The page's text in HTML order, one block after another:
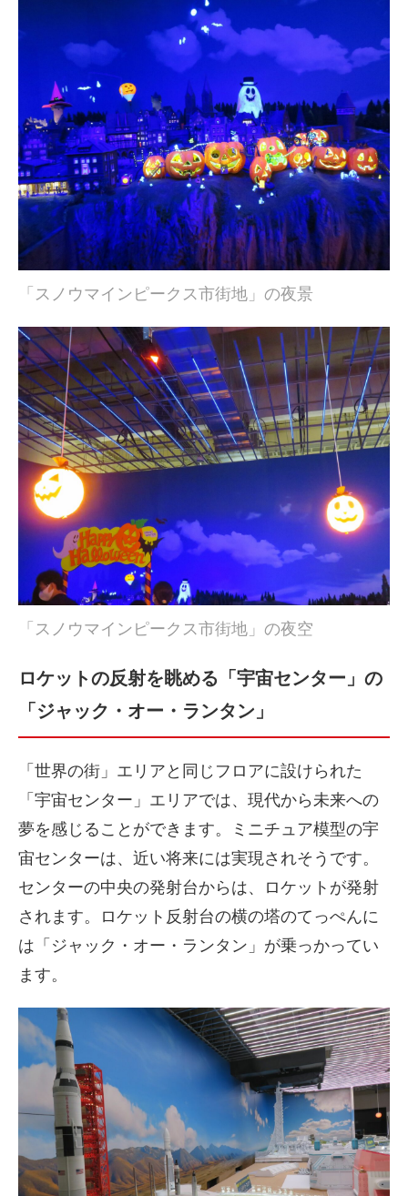
「スノウマインピークス市街地」の夜景
「スノウマインピークス市街地」の夜空
ロケットの反射を眺める「宇宙センター」の
「ジャック・オー・ランタン」
「世界の街」エリアと同じフロアに設けられた
「宇宙センター」エリアでは、現代から未来への
夢を感じることができます。ミニチュア模型の宇
宙センターは、近い将来には実現されそうです。
センターの中央の発射台からは、ロケットが発射
されます。ロケット反射台の横の塔のてっぺんに
は「ジャック・オー・ランタン」が乗っかってい
ます。